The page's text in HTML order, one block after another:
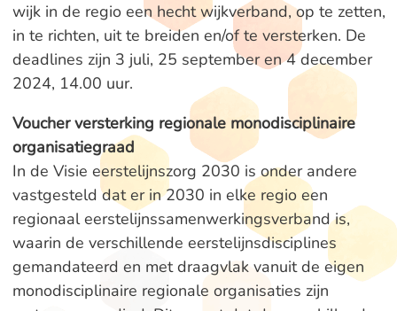
wijk in de regio een hecht wijkverband, op te zetten,
in te richten, uit te breiden en/of te versterken. De
deadlines zijn 3 juli, 25 september en 4 december
2024, 14.00 uur.
Voucher versterking regionale monodisciplinaire
organisatiegraad
In de Visie eerstelijnszorg 2030 is onder andere
vastgesteld dat er in 2030 in elke regio een
regionaal eerstelijnssamenwerkingsverband is,
waarin de verschillende eerstelijnsdisciplines
gemandateerd en met draagvlak vanuit de eigen
monodisciplinaire regionale organisaties zijn